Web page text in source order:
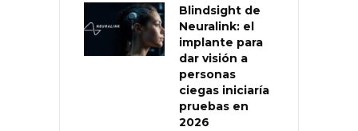
Blindsight de
Neuralink: el
implante para
dar visión a
personas
ciegas iniciaría
pruebas en
2026